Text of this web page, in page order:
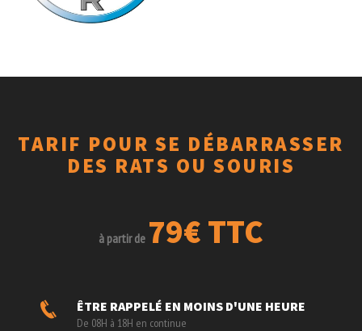
TARIF POUR SE DÉBARRASSER
DES RATS OU SOURIS
à partir de 79€ TTC
ÊTRE RAPPELÉ EN MOINS D'UNE HEURE
De 08H à 18H en continue